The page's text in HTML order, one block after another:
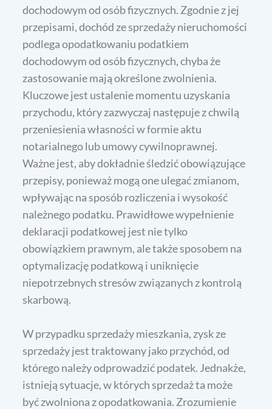
dochodowym od osób fizycznych. Zgodnie z jej
przepisami, dochód ze sprzedaży nieruchomości
podlega opodatkowaniu podatkiem
dochodowym od osób fizycznych, chyba że
zastosowanie mają określone zwolnienia.
Kluczowe jest ustalenie momentu uzyskania
przychodu, który zazwyczaj następuje z chwilą
przeniesienia własności w formie aktu
notarialnego lub umowy cywilnoprawnej.
Ważne jest, aby dokładnie śledzić obowiązujące
przepisy, ponieważ mogą one ulegać zmianom,
wpływając na sposób rozliczenia i wysokość
należnego podatku. Prawidłowe wypełnienie
deklaracji podatkowej jest nie tylko
obowiązkiem prawnym, ale także sposobem na
optymalizację podatkową i uniknięcie
niepotrzebnych stresów związanych z kontrolą
skarbową.
W przypadku sprzedaży mieszkania, zysk ze
sprzedaży jest traktowany jako przychód, od
którego należy odprowadzić podatek. Jednakże,
istnieją sytuacje, w których sprzedaż ta może
być zwolniona z opodatkowania. Zrozumienie